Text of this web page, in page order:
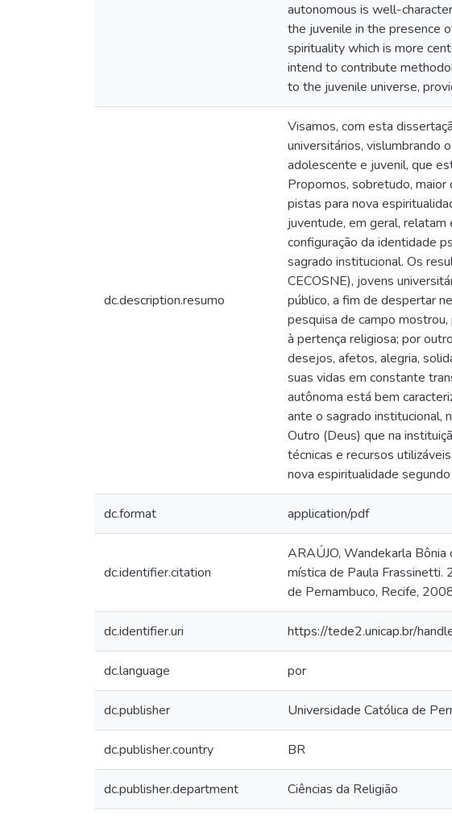
autonomous is well-
the juvenile in the presence
spirituality which is more
intend to contribute
to the juvenile universe,
dc.description.resumo
Visamos, com esta
universitários, vislumbrando
adolescente e juvenil, que
Propomos, sobretudo,
pistas para nova
juventude, em geral,
configuração da identidade
sagrado institucional. Os
CECOSNE), jovens
público, a fim de despertar
pesquisa de campo
à pertença religiosa; por
desejos, afetos, alegria,
suas vidas em constante
autônoma está bem
ante o sagrado institucional,
Outro (Deus) que na
técnicas e recursos
nova espiritualidade
dc.format application/pdf
dc.identifier.citation
ARAÚJO, Wandekarla
mística de Paula Frassinetti.
de Pernambuco, Recife,
dc.identifier.uri https://tede2.unicap.br/
dc.language por
dc.publisher Universidade Católica de
dc.publisher.country BR
dc.publisher.department Ciências da Religião